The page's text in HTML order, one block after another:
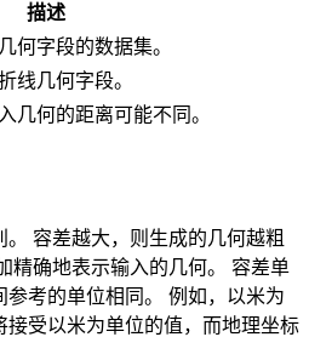
描述
何字段的数据集。
线几何字段。
几何的距离可能不同。
。 容差越大，则生成的几何越粗
精确地表示输入的几何。 容差单
考的单位相同。 例如，以米为
受以米为单位的值，而地理坐标